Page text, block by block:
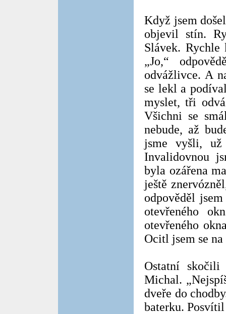
Když jsem
objevil stín.
Slávek.
„Jo,“
odvážlivce. A
se lekl a
myslet, tři
Všichni se
nebude, až
jsme vyšli,
Invalidovnou
byla ozářena
ještě
odpověděl
otevřeného
otevřeného
Ocitl jsem se
Ostatní
Michal.
dveře do
baterku.